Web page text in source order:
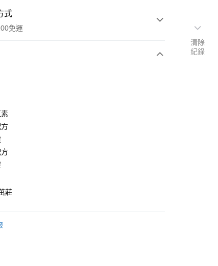
式
免運
莊
清除
紀錄